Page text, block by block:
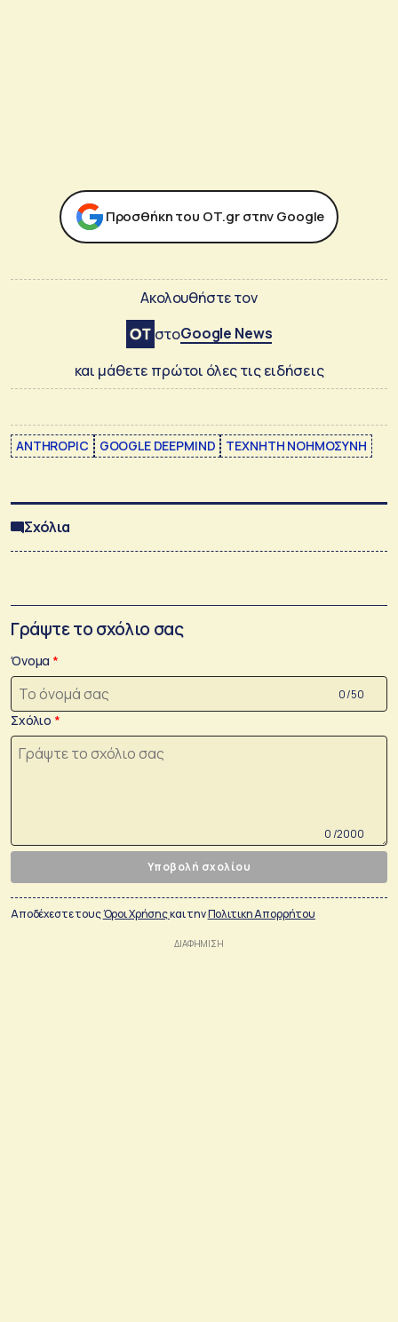
Προσθήκη του ΟΤ.gr στην Google
Ακολουθήστε τον
στοGoogle News
και μάθετε πρώτοι όλες τις ειδήσεις
ANTHROPIC GOOGLE DEEPMIND ΤΕΧΝΗΤΗ ΝΟΗΜΟΣΥΝΗ
Σχόλια
Γράψτε το σχόλιο σας
Όνομα
0 /50
Σχόλιο
0 /2000
Υποβολή σχολίου
Αποδέχεστε τουςΌροι Χρήσηςκαι τηνΠολιτικη Απορρήτου